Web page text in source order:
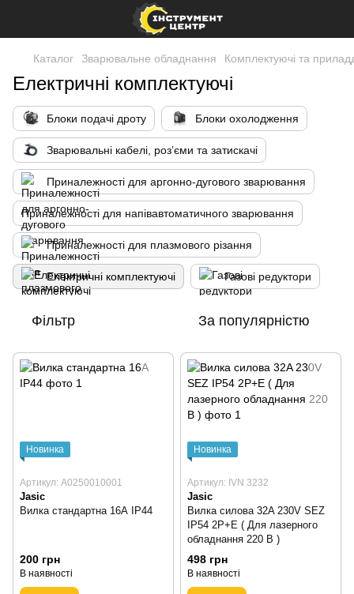
Каталог Зварювальне обладнання Комплектуючі та
Електричні комплектуючі
Блоки подачі дроту Блоки охолодження
Зварювальні кабелі, роз’єми та затискачі
Приналежності для аргонно-дугового зварювання
Приналежності для напівавтоматичного зварювання
Приналежності для плазмового різання
Електричні комплектуючі Газові редуктори
Фільтр За популярністю
Новинка
Артикул: A0250010001
Jasic
Вилка стандартна 16А IP44
200 грн
В наявності
Новинка
Артикул: IVN 3232
Jasic
Вилка силова 32A 230V SEZ
IP54 2P+E ( Для лазерного
обладнання 220 В )
498 грн
В наявності